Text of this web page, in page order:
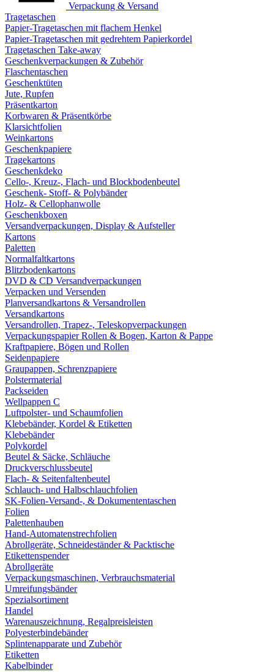
Verpackung & Versand
Tragetaschen
Papier-Tragetaschen mit flachem Henkel
Papier-Tragetaschen mit gedrehtem Papierkordel
Tragetaschen Take-away
Geschenkverpackungen & Zubehör
Flaschentaschen
Geschenktüten
Jute, Rupfen
Präsentkarton
Korbwaren & Präsentkörbe
Klarsichtfolien
Weinkartons
Geschenkpapiere
Tragekartons
Geschenkdeko
Cello-, Kreuz-, Flach- und Blockbodenbeutel
Geschenk- Stoff- & Polybänder
Holz- & Cellophanwolle
Geschenkboxen
Versandverpackungen, Display & Aufsteller
Kartons
Paletten
Normalfaltkartons
Blitzbodenkartons
DVD & CD Versandverpackungen
Verpacken und Versenden
Planversandkartons & Versandrollen
Versandkartons
Versandrollen, Trapez-, Teleskopverpackungen
Verpackungspapier Rollen & Bogen, Karton & Pappe
Kraftpapiere, Bögen und Rollen
Seidenpapiere
Graupappen, Schrenzpapiere
Polstermaterial
Packseiden
Wellpappen C
Luftpolster- und Schaumfolien
Klebebänder, Kordel & Etiketten
Klebebänder
Polykordel
Beutel & Säcke, Schläuche
Druckverschlussbeutel
Flach- & Seitenfaltenbeutel
Schlauch- und Halbschlauchfolien
SK-Folien-Versand-, & Dokumententaschen
Folien
Palettenhauben
Hand-Automatenstrechfolien
Abrollgeräte, Schneideständer & Packtische
Etikettenspender
Abrollgeräte
Verpackungsmaschinen, Verbrauchsmaterial
Umreifungsbänder
Spezialsortiment
Handel
Warenauszeichnung, Regalpreisleisten
Polyesterbindebänder
Splintenapparate und Zubehör
Etiketten
Kabelbinder